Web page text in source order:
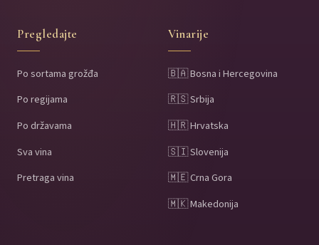
Pregledajte
Po sortama grožđa
Po regijama
Po državama
Sva vina
Pretraga vina
Vinarije
🇧🇦 Bosna i Hercegovina
🇷🇸 Srbija
🇭🇷 Hrvatska
🇸🇮 Slovenija
🇲🇪 Crna Gora
🇲🇰 Makedonija